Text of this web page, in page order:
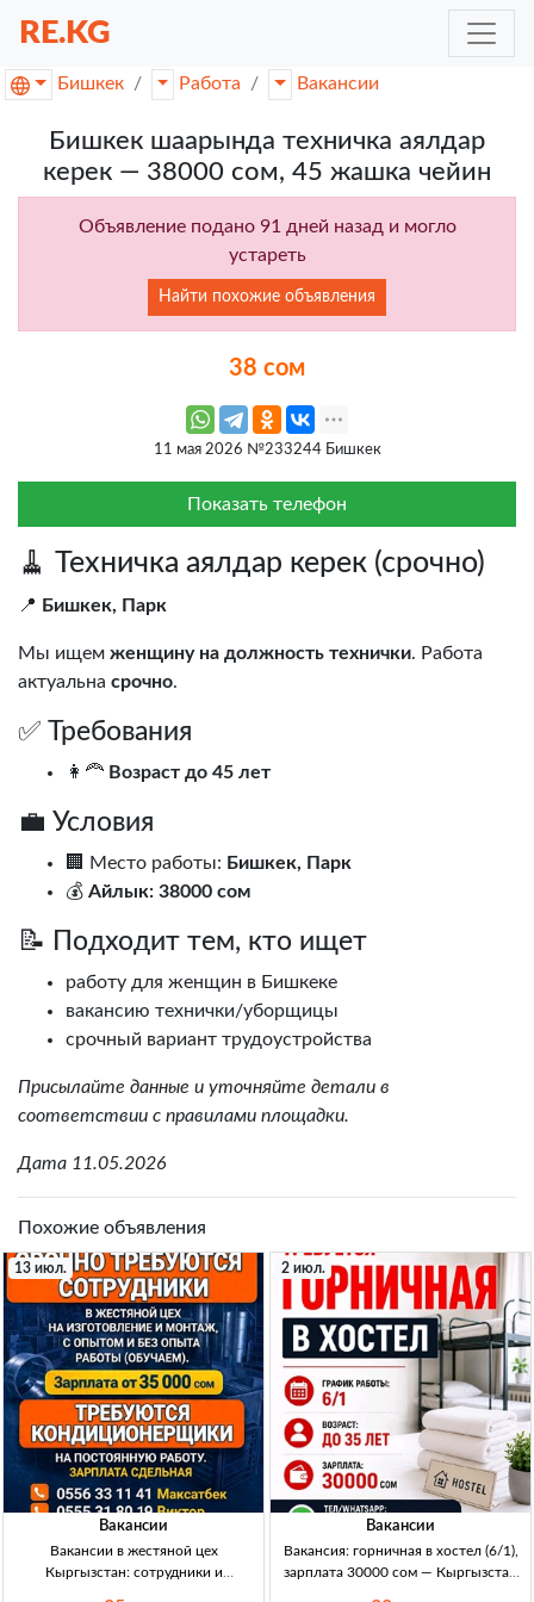
RE.KG
Бишкек Работа Вакансии
Бишкек шаарында техничка аялдар
керек — 38000 сом, 45 жашка чейин
Объявление подано 91 дней назад и могло
устареть
Найти похожие объявления
38 сом
11 мая 2026 №233244 Бишкек
Показать телефон
🧹 Техничка аялдар керек (срочно)
📍 Бишкек, Парк
Мы ищем женщину на должность технички. Работа
актуальна срочно.
✅ Требования
👩‍🦰 Возраст до 45 лет
💼 Условия
🏢 Место работы: Бишкек, Парк
💰 Айлык: 38000 сом
📝 Подходит тем, кто ищет
работу для женщин в Бишкеке
вакансию технички/уборщицы
срочный вариант трудоустройства
Присылайте данные и уточняйте детали в
соответствии с правилами площадки.
Дата 11.05.2026
Похожие объявления
13 июл.
Вакансии
Вакансии в жестяной цех
Кыргызстан: сотрудники и
2 июл.
Вакансии
Вакансия: горничная в хостел (6/1),
зарплата 30000 сом — Кыргызстан